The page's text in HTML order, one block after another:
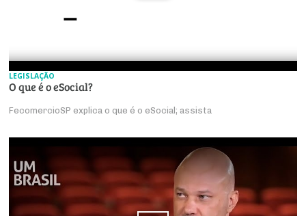
LEGISLAÇÃO
O que é o eSocial?
FecomercioSP explica o que é o eSocial; assista